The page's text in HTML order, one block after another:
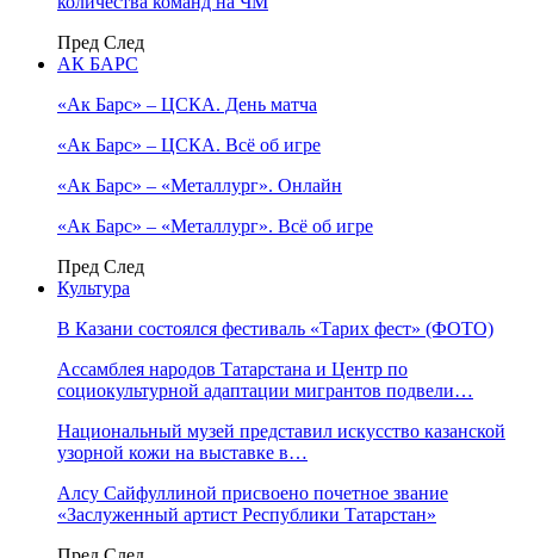
Пред След
АК БАРС
«Ак Барс» – ЦСКА. День матча
«Ак Барс» – ЦСКА. Всё об игре
«Ак Барс» – «Металлург». Онлайн
«Ак Барс» – «Металлург». Всё об игре
Пред След
Культура
В Казани состоялся фестиваль «Тарих фест» (ФОТО)
Ассамблея народов Татарстана и Центр по
социокультурной адаптации мигрантов подвели…
Национальный музей представил искусство казанской
узорной кожи на выставке в…
Алсу Сайфуллиной присвоено почетное звание
«Заслуженный артист Республики Татарстан»